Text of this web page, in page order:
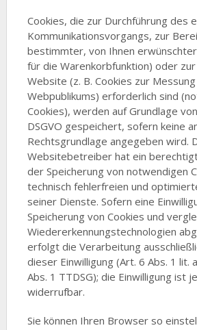
Cookies, die zur Durchführung des
Kommunikationsvorgangs, zur
bestimmter, von Ihnen erwünschter
für die Warenkorbfunktion) oder
Website (z. B. Cookies zur
Webpublikums) erforderlich sind
Cookies), werden auf Grundlage
DSGVO gespeichert, sofern keine
Rechtsgrundlage angegeben wird.
Websitebetreiber hat ein
der Speicherung von notwendigen
technisch fehlerfreien und
seiner Dienste. Sofern eine
Speicherung von Cookies und
Wiedererkennungstechnologien
erfolgt die Verarbeitung
dieser Einwilligung (Art. 6 Abs. 1 lit.
Abs. 1 TTDSG); die Einwilligung ist
widerrufbar.
Sie können Ihren Browser so